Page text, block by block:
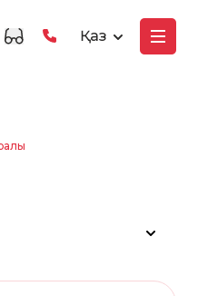
Қаз